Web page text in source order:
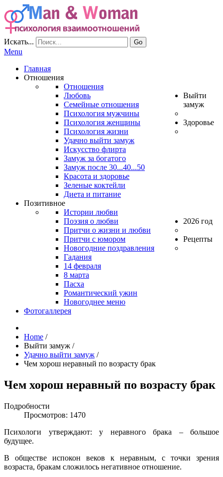
Искать... Go
Menu
Главная
Отношения
Отношения
Любовь
Семейные отношения
Психология мужчины
Психология женщины
Психология жизни
Выйти
замуж
Удачно выйти замуж
Искусство флирта
Замуж за богатого
Замуж после 30...40...50
Здоровье
Красота и здоровье
Зеленые коктейли
Диета и питание
Позитивное
Истории любви
Поэзия о любви
Притчи о жизни и любви
Притчи с юмором
2026 год
Новогодние поздравления
Гадания
14 февраля
8 марта
Рецепты
Пасха
Романтический ужин
Новогоднее меню
Фотогаллерея
Home /
Выйти замуж /
Удачно выйти замуж /
Чем хорош неравный по возрасту брак
Чем хорош неравный по возрасту брак
Подробности
Просмотров: 1470
Психологи утверждают: у неравного брака – большое
будущее.
В обществе испокон веков к неравным, с точки зрения
возраста, бракам сложилось негативное отношение.